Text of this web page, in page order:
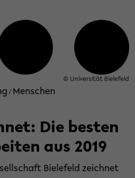
© Universität Bielefeld
/ Menschen
Die besten
aus 2019
Bielefeld zeichnet